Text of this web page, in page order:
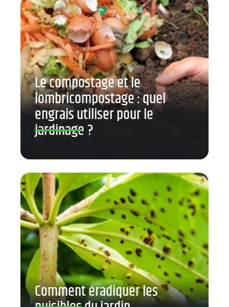
Le compostage et le
lombricompostage : quel
engrais utiliser pour le
jardinage ?
Comment éradiquer les